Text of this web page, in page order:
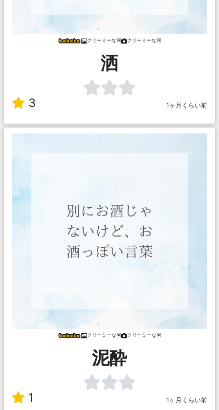
クリーミーな河 クリーミーな河
洒
3 1ヶ月くらい前
クリーミーな河 クリーミーな河
泥酔
1 1ヶ月くらい前